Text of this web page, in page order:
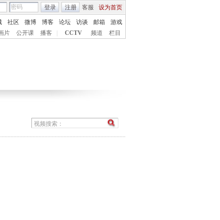
客服 设为首页
登录 注册
社区 微博 博客 论坛 访谈 邮箱
游戏
片 公开课 播客 CCTV 频道 栏目